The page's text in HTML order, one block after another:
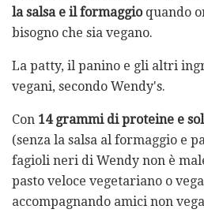
la salsa e il formaggioquando
bisogno che sia vegano.
La patty, il panino e gli altri
vegani, secondo Wendy's.
Con 14 grammi di proteine ​​e
(senza la salsa al formaggio e
fagioli neri di Wendy non è
pasto veloce vegetariano o
accompagnando amici non